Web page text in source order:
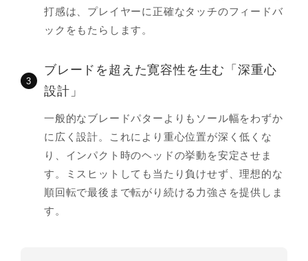
打感は、プレイヤーに正確なタッチのフィードバ
ックをもたらします。
3
ブレードを超えた寛容性を生む「深重心
設計」
一般的なブレードパターよりもソール幅をわずか
に広く設計。これにより重心位置が深く低くな
り、インパクト時のヘッドの挙動を安定させま
す。ミスヒットしても当たり負けせず、理想的な
順回転で最後まで転がり続ける力強さを提供しま
す。